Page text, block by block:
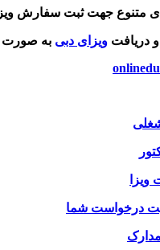
متنوع جهت ثبت سفارش
دریافت ویزای دبی به صورت
درخواست شما